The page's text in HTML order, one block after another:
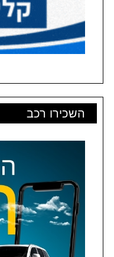
השכירו רכב